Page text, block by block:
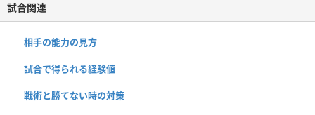
試合関連
相手の能力の見方
試合で得られる経験値
戦術と勝てない時の対策